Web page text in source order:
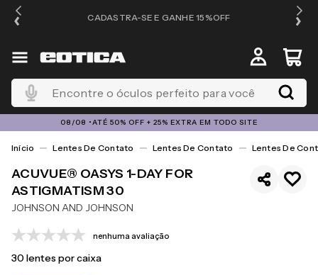
CADASTRA-SE E GANHE 15%OFF
Encontre o óculos perfeito para você
08/08 •ATÉ 50% OFF + 25% EXTRA EM TODO SITE
Lentes De Contato Lentes De Contato Lentes De
ACUVUE® OASYS 1-DAY FOR
ASTIGMATISM 30
JOHNSON AND JOHNSON
nenhuma avaliação
30lentes por caixa